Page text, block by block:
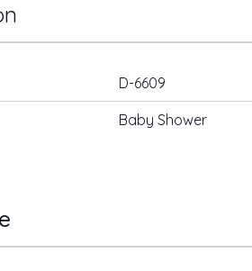
D-6609
Baby Shower